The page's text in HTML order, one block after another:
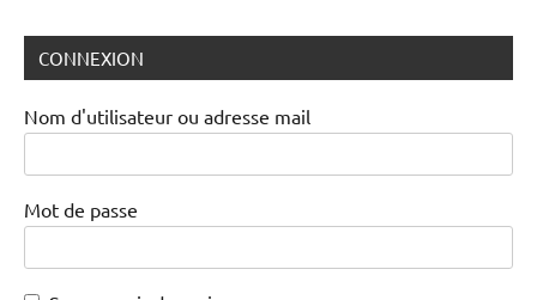
CONNEXION
Nom d'utilisateur ou adresse mail
Mot de passe